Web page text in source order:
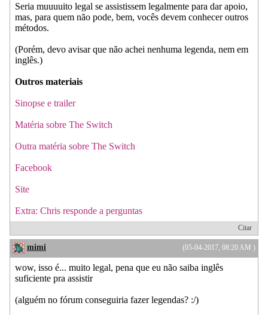
Seria muuuuito legal se assistissem legalmente para dar apoio,
mas, para quem não pode, bem, vocês devem conhecer outros
métodos.
(Porém, devo avisar que não achei nenhuma legenda, nem em
inglês.)
Outros materiais
Sinopse e trailer
Matéria sobre The Switch
Outra matéria sobre The Switch
Facebook
Site
Extra: Chris responde a perguntas
Citar
(05-04-2017, 08:20 AM )
mimi
wow, isso é... muito legal, pena que eu não saiba inglês
suficiente pra assistir
(alguém no fórum conseguiria fazer legendas? :/)